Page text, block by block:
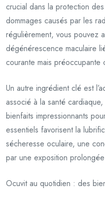
crucial dans la protection
dommages causés par les
régulièrement, vous pouvez
dégénérescence maculaire
courante mais
Un autre ingrédient clé est
associé à la santé
bienfaits impressionnants
essentiels favorisent la
sécheresse oculaire, une
par une exposition
Ocuvit au quotidien : des